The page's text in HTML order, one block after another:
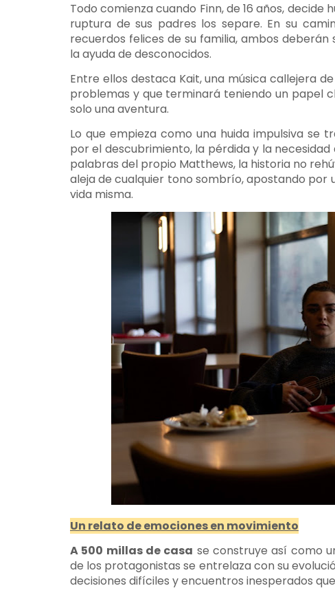
Todo comienza cuando Finn, de 16 años,
ruptura de sus padres los separe. En su
recuerdos felices de su familia, ambos
la ayuda de desconocidos.
Entre ellos destaca Kait, una música callejera
problemas y que terminará teniendo un papel
solo una aventura.
Lo que empieza como una huida impulsiva se
por el descubrimiento, la pérdida y la
palabras del propio Matthews, la historia no
aleja de cualquier tono sombrío, apostando por
vida misma.
Un relato de emociones en movimiento
A 500 millas de casa se construye así como
de los protagonistas se entrelaza con su
decisiones difíciles y encuentros inesperados